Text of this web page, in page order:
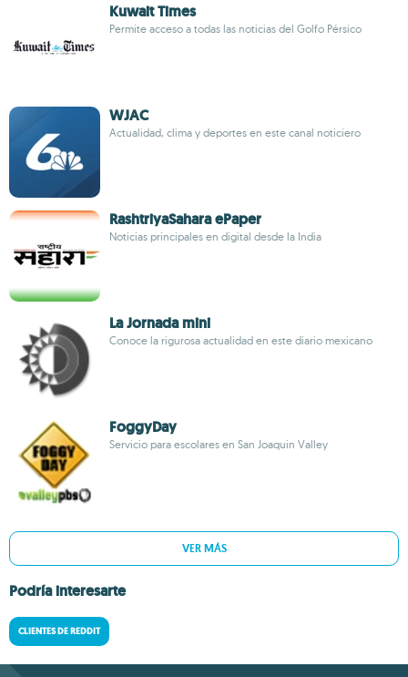
Kuwait Times
Permite acceso a todas las noticias del Golfo Pérsico
WJAC
Actualidad, clima y deportes en este canal noticiero
RashtriyaSahara ePaper
Noticias principales en digital desde la India
La Jornada mini
Conoce la rigurosa actualidad en este diario mexicano
FoggyDay
Servicio para escolares en San Joaquin Valley
VER MÁS
Podría interesarte
CLIENTES DE REDDIT